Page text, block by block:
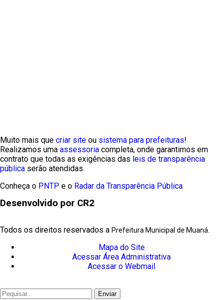
Muito mais que criar site ou sistema para prefeituras!
Realizamos uma assessoria completa, onde garantimos em
contrato que todas as exigências das leis de transparência
pública serão atendidas.
Conheça o PNTP e o Radar da Transparência Pública
Desenvolvido por CR2
Todos os direitos reservados a Prefeitura Municipal de Muaná.
Mapa do Site
Acessar Área Administrativa
Acessar o Webmail
Enviar